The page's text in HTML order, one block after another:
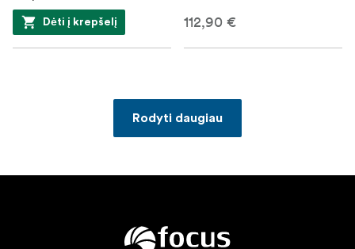
Dėti į krepšelį 112,90 €
Rodyti daugiau